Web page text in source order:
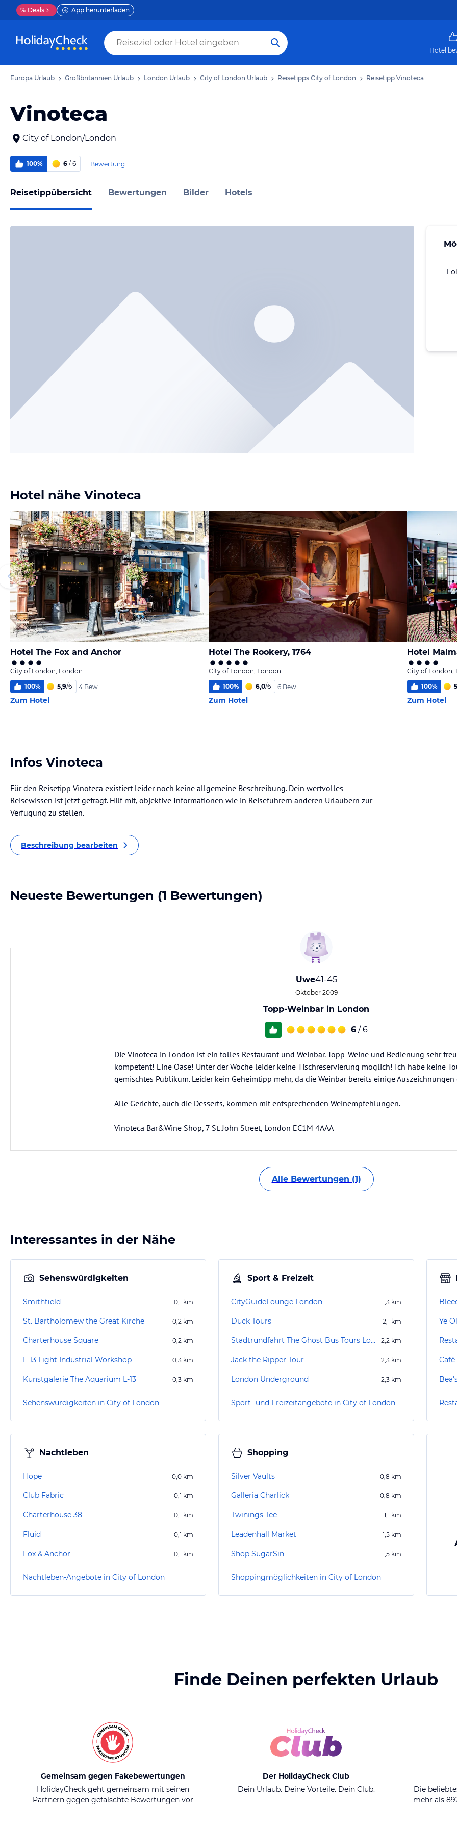
% Deals App herunterladen
Hotel
Europa Urlaub Großbritannien Urlaub London Urlaub City of London Urlaub Reisetipps City of London Reisetipp Vinoteca
Vinoteca
City of London/London
100% 6 / 6 1 Bewertung
Reisetippübersicht Bewertungen Bilder Hotels
Hotel nähe Vinoteca
Hotel The Fox and Anchor
City of London, London
100% 5,9/6 4 Bew.
Zum Hotel
Hotel The Rookery, 1764
City of London, London
100% 6,0/6 6 Bew.
Zum Hotel
Hotel
City of London,
100%
Zum Hotel
Infos Vinoteca
Für den Reisetipp Vinoteca existiert leider noch keine allgemeine Beschreibung. Dein wertvolles
Reisewissen ist jetzt gefragt. Hilf mit, objektive Informationen wie in Reiseführern anderen Urlaubern zur
Verfügung zu stellen.
Beschreibung bearbeiten
Neueste Bewertungen (1 Bewertungen)
Uwe41-45
Oktober 2009
Topp-Weinbar in London
6 / 6
Die Vinoteca in London ist ein tolles Restaurant und Weinbar. Topp-Weine und Bedienung sehr
kompetent! Eine Oase! Unter der Woche leider keine Tischreservierung möglich! Ich habe keine
gemischtes Publikum. Leider kein Geheimtipp mehr, da die Weinbar bereits einige
Alle Gerichte, auch die Desserts, kommen mit entsprechenden Weinempfehlungen.
Vinoteca Bar&Wine Shop, 7 St. John Street, London EC1M 4AAA
Alle Bewertungen (1)
Interessantes in der Nähe
Sehenswürdigkeiten
Smithfield 0,1 km
St. Bartholomew the Great Kirche 0,2 km
Charterhouse Square 0,2 km
L-13 Light Industrial Workshop 0,3 km
Kunstgalerie The Aquarium L-13 0,3 km
Sehenswürdigkeiten in City of London
Sport & Freizeit
CityGuideLounge London 1,3 km
Duck Tours 2,1 km
Stadtrundfahrt The Ghost Bus Tours London 2,2 km
Jack the Ripper Tour 2,3 km
London Underground 2,3 km
Sport- und Freizeitangebote in City of London
Ye
Nachtleben
Hope 0,0 km
Club Fabric 0,1 km
Charterhouse 38 0,1 km
Fluid 0,1 km
Fox & Anchor 0,1 km
Nachtleben-Angebote in City of London
Shopping
Silver Vaults 0,8 km
Galleria Charlick 0,8 km
Twinings Tee 1,1 km
Leadenhall Market 1,5 km
Shop SugarSin 1,5 km
Shoppingmöglichkeiten in City of London
Finde Deinen perfekten Urlaub
Gemeinsam gegen Fakebewertungen
HolidayCheck geht gemeinsam mit seinen
Partnern gegen gefälschte Bewertungen vor
Der HolidayCheck Club
Dein Urlaub. Deine Vorteile. Dein Club.
Die
mehr als